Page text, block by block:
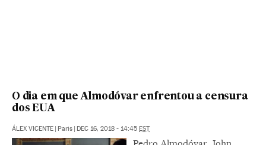
O dia em que Almodóvar enfrentou a censura
dos EUA
ÁLEX VICENTE Paris DEC 16, 2018 - 14:45 EST